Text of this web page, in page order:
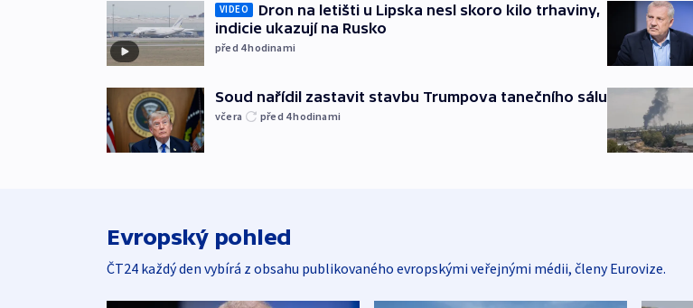
VIDEO
Dron na letišti u Lipska nesl skoro kilo trhaviny,
indicie ukazují na Rusko
před 4hodinami
Soud nařídil zastavit stavbu Trumpova tanečního sálu
včera před 4hodinami
Evropský pohled
ČT24 každý den vybírá z obsahu publikovaného evropskými veřejnými médii, členy Eurovize.